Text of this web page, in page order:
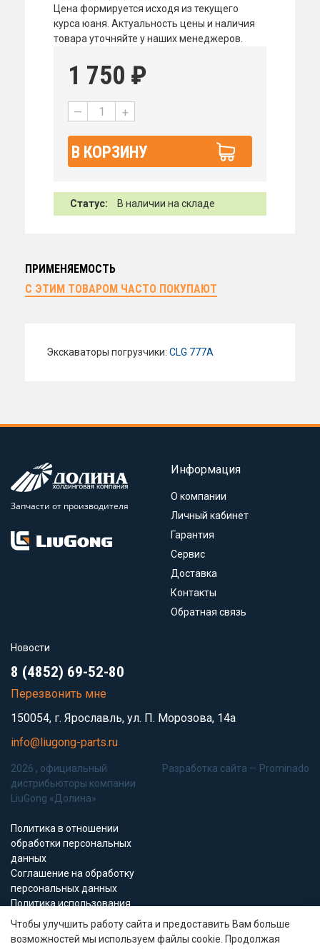
Цена формируется исходя из текущего
курса юаня. Актуальность цены и наличия
товара уточняйте у наших менеджеров.
1 750 ₽
— +
В КОРЗИНУ
Статус: В наличии на складе
ПРИМЕНЯЕМОСТЬ
С ЭТИМ ТОВАРОМ ЧАСТО ПОКУПАЮТ
Экскаваторы погрузчики: CLG 777A
Запчасти от производителя
Информация
О компании
Личный кабинет
Гарантия
Сервис
Доставка
Контакты
Обратная связь
Новости
8 (4852) 69-52-80
Перезвонить мне
150054, г. Ярославль, ул. П. Морозова, 14а
info@liugong-parts.ru
2026 , официальный
дистрибьюторы компании
LiuGong «Долина»
Политика в отношении
обработки персональных
данных
Соглашение на обработку
персональных данных
Политика использования
Cookie-файлов
Разработка сайта — Prominado
Все материалы данного сайта являются объектами авторского права (в
Чтобы улучшить работу сайта и предоставить Вам больше
возможностей мы используем файлы cookie. Продолжая